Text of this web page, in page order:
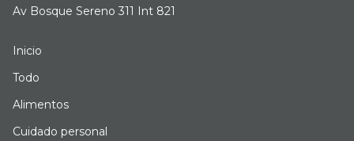
Av Bosque Sereno 311 Int 821
Inicio
Todo
Alimentos
Cuidado personal